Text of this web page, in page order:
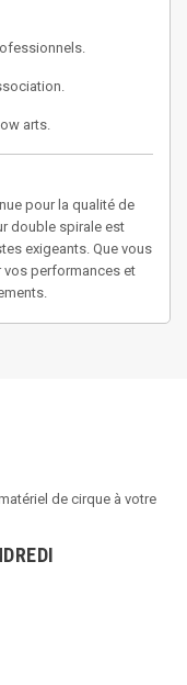
arts.
pour la qualité de
double spirale est
exigeants. Que vous
vos performances et
de cirque à votre